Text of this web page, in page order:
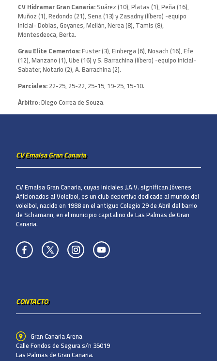
CV Hidramar Gran Canaria:Suárez (10), Platas (1), Peña (16),
Muñoz (1), Redondo (21), Sena (13) y Zasadny (líbero) -equipo
inicial- Doblas, Goyanes, Melián, Nerea (8), Tamis (8),
Montesdeoca, Berta.
Grau Elite Cementos:Fuster (3), Einberga (6), Nosach (16), Efe
(12), Manzano (1), Ube (16) y S. Barrachina (líbero) -equipo inicial-
Sabater, Notario (2), A. Barrachina (2).
Parciales:22-25, 25-22, 25-15, 19-25, 15-10.
Árbitro:Diego Correa de Souza.
CV Emalsa Gran Canaria
CV Emalsa Gran Canaria, cuyas iniciales J.A.V. significan Jóvenes
Aficionados al Voleibol, es un club deportivo dedicado al mundo del
voleibol, nacido en 1988 en el antiguo Colegio 29 de Abril del barrio
de Schamann, en el municipio capitalino de Las Palmas de Gran
Canaria.
CONTACTO
Gran Canaria Arena
Calle Fondos de Segura s/n 35019
Las Palmas de Gran Canaria.